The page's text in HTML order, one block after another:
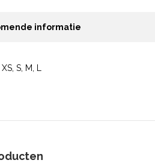
informatie
XS, S, M, L